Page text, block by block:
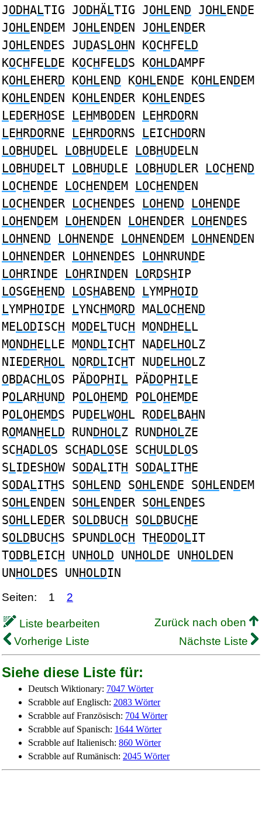
JODHALTIG JODHÄLTIG JOHLEND JOHLENDE
JOHLENDEM JOHLENDEN JOHLENDER
JOHLENDES JUDASLOHN KOCHFELD
KOCHFELDE KOCHFELDS KOHLDAMPF
KOHLEHERD KOHLEND KOHLENDE KOHLENDEM
KOHLENDEN KOHLENDER KOHLENDES
LEDERHOSE LEHMBODEN LEHRDORN
LEHRDORNE LEHRDORNS LEICHDORN
LOBHUDEL LOBHUDELE LOBHUDELN
LOBHUDELT LOBHUDLE LOBHUDLER LOCHEND
LOCHENDE LOCHENDEM LOCHENDEN
LOCHENDER LOCHENDES LOHEND LOHENDE
LOHENDEM LOHENDEN LOHENDER LOHENDES
LOHNEND LOHNENDE LOHNENDEM LOHNENDEN
LOHNENDER LOHNENDES LOHNRUNDE
LOHRINDE LOHRINDEN LORDSHIP
LOSGEHEND LOSHABEND LYMPHOID
LYMPHOIDE LYNCHMORD MALOCHEND
MELODISCH MODELTUCH MONDHELL
MONDHELLE MONDLICHT NADELHOLZ
NIEDERHOL NORDLICHT NUDELHOLZ
OBDACHLOS PÄDOPHIL PÄDOPHILE
POLARHUND POLOHEMD POLOHEMDE
POLOHEMDS PUDELWOHL RODELBAHN
ROMANHELD RUNDHOLZ RUNDHOLZE
SCHADLOS SCHADLOSE SCHULDLOS
SLIDESHOW SODALITH SODALITHE
SODALITHS SOHLEND SOHLENDE SOHLENDEM
SOHLENDEN SOHLENDER SOHLENDES
SOHLLEDER SOLDBUCH SOLDBUCHE
SOLDBUCHS SPUNDLOCH THEODOLIT
TODBLEICH UNHOLD UNHOLDE UNHOLDEN
UNHOLDES UNHOLDIN
Seiten: 1 2
Liste bearbeiten
Zurück nach oben
Vorherige Liste
Nächste Liste
Siehe diese Liste für:
Deutsch Wiktionary: 7047 Wörter
Scrabble auf Englisch: 2083 Wörter
Scrabble auf Französisch: 704 Wörter
Scrabble auf Spanisch: 1644 Wörter
Scrabble auf Italienisch: 860 Wörter
Scrabble auf Rumänisch: 2045 Wörter